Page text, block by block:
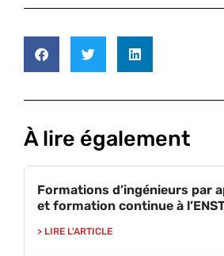
À lire également
Formations d’ingénieurs par
et formation continue à
> LIRE L'ARTICLE